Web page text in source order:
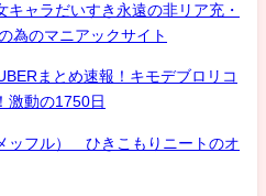
キャラだいすき永遠の非リア充・
為のマニアックサイト
まとめ速報！キモデブロリコ
激動の1750日
ッフル） ひきこもりニートのオ